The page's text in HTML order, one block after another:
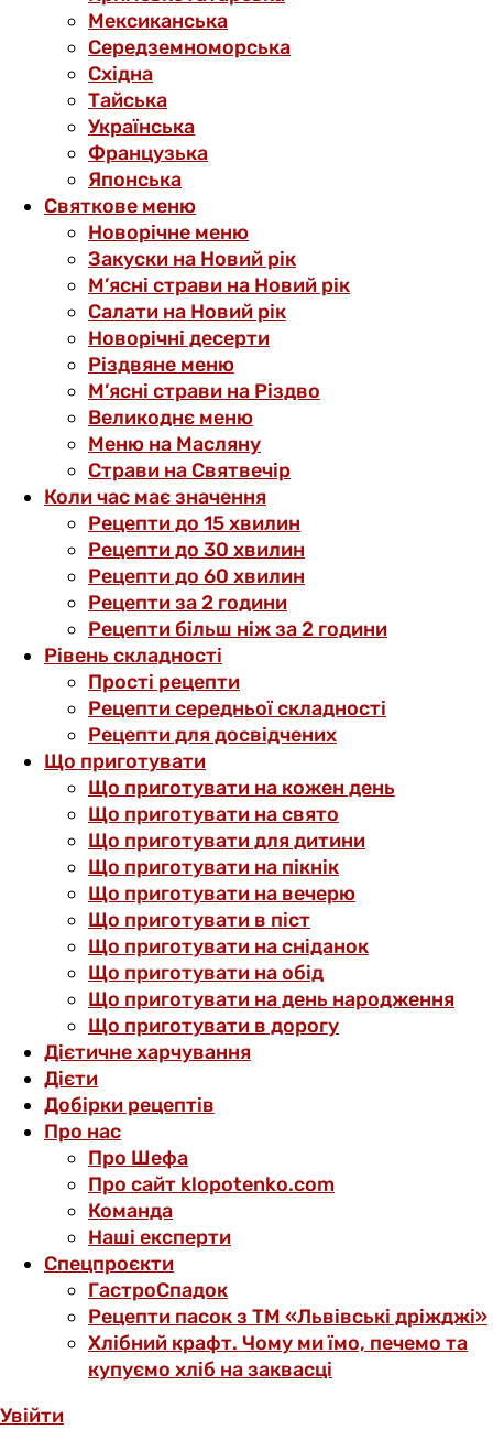
Мексиканська
Середземноморська
Східна
Тайська
Українська
Французька
Японська
Святкове меню
Новорічне меню
Закуски на Новий рік
М’ясні страви на Новий рік
Салати на Новий рік
Новорічні десерти
Різдвяне меню
М’ясні страви на Різдво
Великоднє меню
Меню на Масляну
Страви на Святвечір
Коли час має значення
Рецепти до 15 хвилин
Рецепти до 30 хвилин
Рецепти до 60 хвилин
Рецепти за 2 години
Рецепти більш ніж за 2 години
Рівень складності
Прості рецепти
Рецепти середньої складності
Рецепти для досвідчених
Що приготувати
Що приготувати на кожен день
Що приготувати на свято
Що приготувати для дитини
Що приготувати на пікнік
Що приготувати на вечерю
Що приготувати в піст
Що приготувати на сніданок
Що приготувати на обід
Що приготувати на день народження
Що приготувати в дорогу
Дієтичне харчування
Дієти
Добірки рецептів
Про нас
Про Шефа
Про сайт klopotenko.com
Команда
Наші експерти
Спецпроєкти
ГастроСпадок
Рецепти пасок з ТМ «Львівські дріжджі»
Хлібний крафт. Чому ми їмо, печемо та
купуємо хліб на заквасці
Увійти